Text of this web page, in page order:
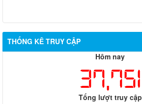
THỐNG KÊ TRUY CẬP
Hôm nay
37,751
Tổng lượt truy cập